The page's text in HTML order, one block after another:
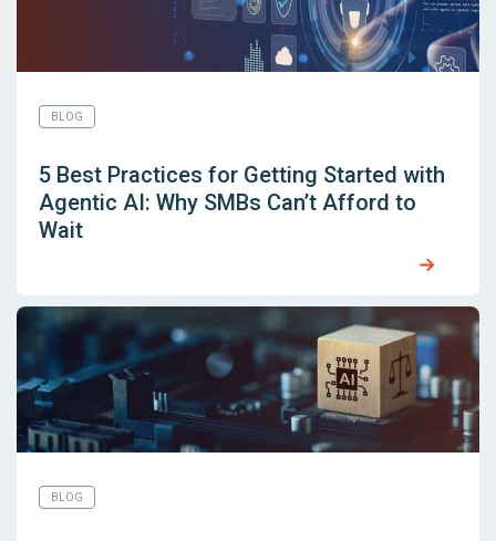
BLOG
5 Best Practices for Getting Started with
Agentic AI: Why SMBs Can’t Afford to
Wait
BLOG